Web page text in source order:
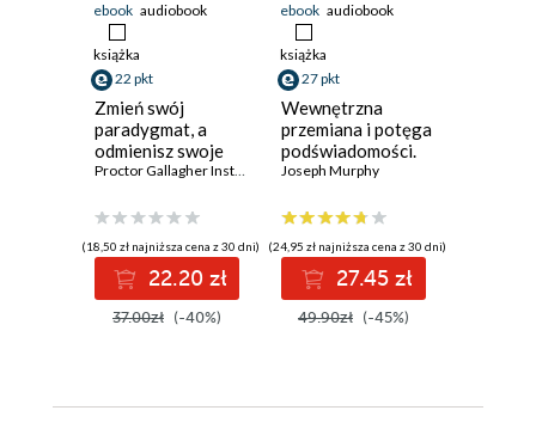
ebook audiobook
książka
22 pkt
Zmień swój
paradygmat, a
odmienisz swoje
życie. Dziennik
przemiany
Proctor Gallagher Institute Bob Proctor
(18,50 zł najniższa cena z 30 dni)
22.20 zł
37.00zł (-40%)
ebook audiobook
książka
27 pkt
Wewnętrzna
przemiana i potęga
podświadomości.
Kreuj
poprzez myśli,
emocje, nawyki i
wiarę w siebie
Joseph Murphy
(24,95 zł najniższa cena z 30 dni)
27.45 zł
49.90zł (-45%)